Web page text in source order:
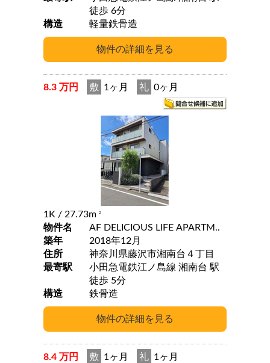
徒歩 6分
構造
軽量鉄骨造
8.3 万円 敷 1ヶ月 礼 0ヶ月
1K / 27.73m 2
物件名
AF DELICIOUS LIFE APARTM..
築年
2018年12月
住所
神奈川県藤沢市湘南台４丁目
最寄駅
小田急電鉄江ノ島線 湘南台 駅
徒歩 5分
構造
鉄骨造
8.4 万円 敷 1ヶ月 礼 1ヶ月